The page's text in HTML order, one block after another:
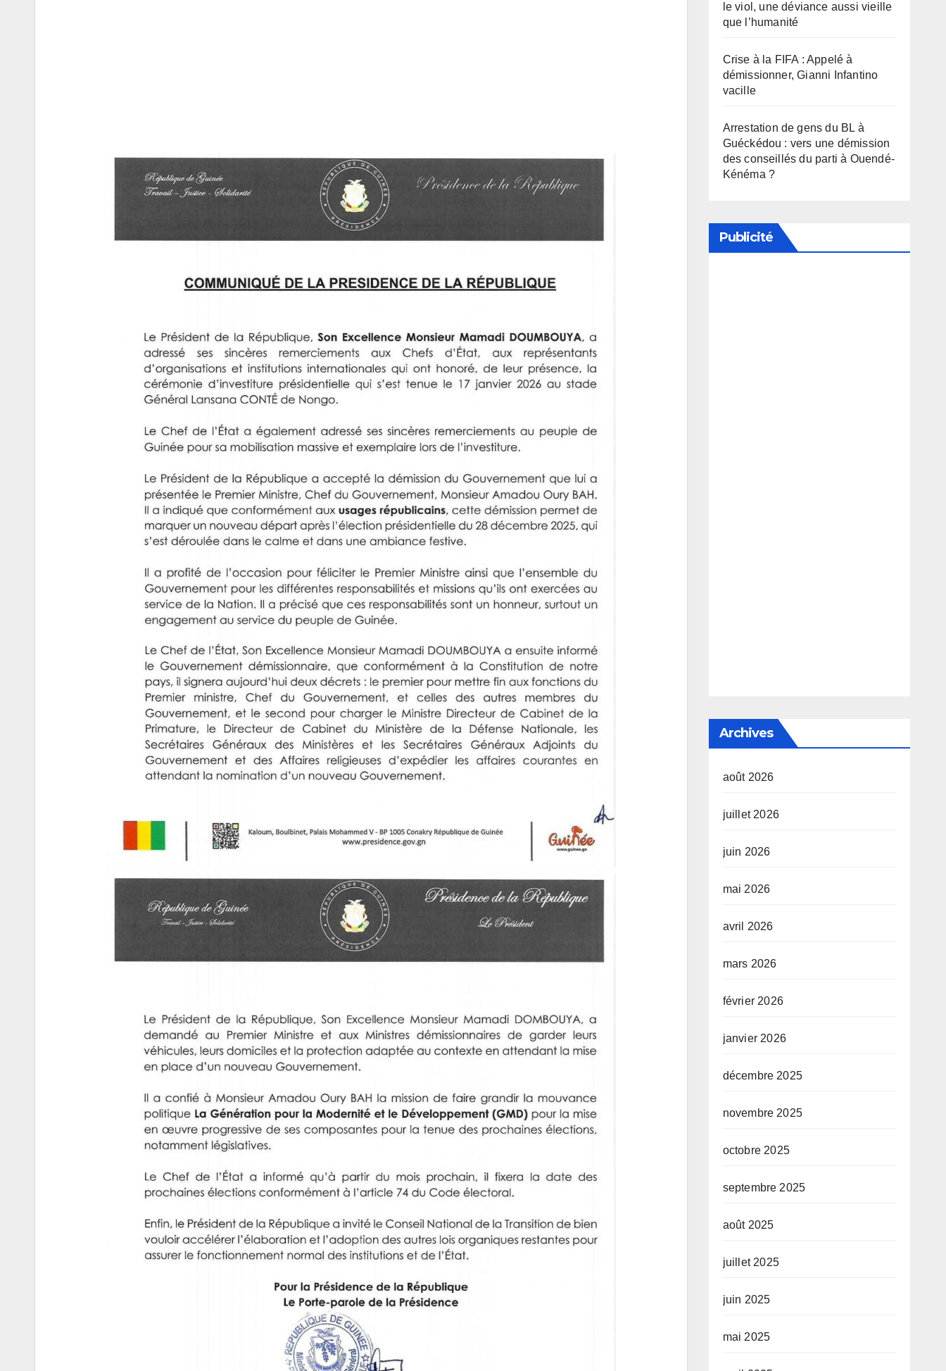
le viol, une déviance aussi vieille
que l’humanité
Crise à la FIFA : Appelé à
démissionner, Gianni Infantino
vacille
Arrestation de gens du BL à
Guéckédou : vers une démission
des conseillés du parti à Ouendé-
Kénéma ?
Publicité
Archives
août 2026
juillet 2026
juin 2026
mai 2026
avril 2026
mars 2026
février 2026
janvier 2026
décembre 2025
novembre 2025
octobre 2025
septembre 2025
août 2025
juillet 2025
juin 2025
mai 2025